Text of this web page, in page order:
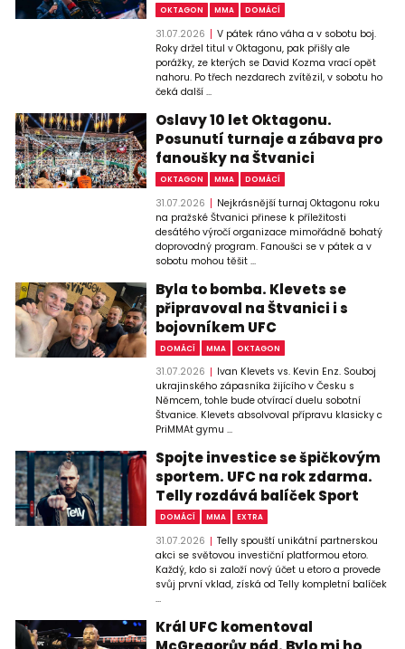
OKTAGON MMA DOMÁCÍ
31.07.2026
V pátek ráno váha a v sobotu boj.
Roky držel titul v Oktagonu, pak přišly ale
porážky, ze kterých se David Kozma vrací opět
nahoru. Po třech nezdarech zvítězil, v sobotu ho
čeká další ...
Oslavy 10 let Oktagonu.
Posunutí turnaje a zábava pro
fanoušky na Štvanici
OKTAGON MMA DOMÁCÍ
31.07.2026
Nejkrásnější turnaj Oktagonu roku
na pražské Štvanici přinese k příležitosti
desátého výročí organizace mimořádně bohatý
doprovodný program. Fanoušci se v pátek a v
sobotu mohou těšit ...
Byla to bomba. Klevets se
připravoval na Štvanici i s
bojovníkem UFC
DOMÁCÍ MMA OKTAGON
31.07.2026
Ivan Klevets vs. Kevin Enz. Souboj
ukrajinského zápasníka žijícího v Česku s
Němcem, tohle bude otvírací duelu sobotní
Štvanice. Klevets absolvoval přípravu klasicky c
PriMMAt gymu ...
Spojte investice se špičkovým
sportem. UFC na rok zdarma.
Telly rozdává balíček Sport
DOMÁCÍ MMA EXTRA
31.07.2026
Telly spouští unikátní partnerskou
akci se světovou investiční platformou etoro.
Každý, kdo si založí nový účet u etoro a provede
svůj první vklad, získá od Telly kompletní balíček
...
Král UFC komentoval